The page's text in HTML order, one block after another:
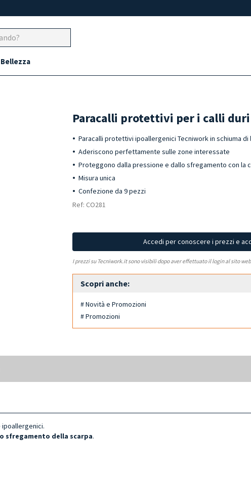
Paracalli protettivi per i calli duri
Paracalli protettivi ipoallergenici Tecniwork in schiuma
Aderiscono perfettamente sulle zone interessate
Proteggono dalla pressione e dallo sfregamento con la
Misura unica
Confezione da 9 pezzi
Ref: CO281
Accedi per conoscere i prezzi e
I prezzi su Tecniwork.it sono visibili dopo aver effettuato il login al sito
Scopri anche:
# Novità e Promozioni
# Promozioni
ipoallergenici.
sfregamento della scarpa.